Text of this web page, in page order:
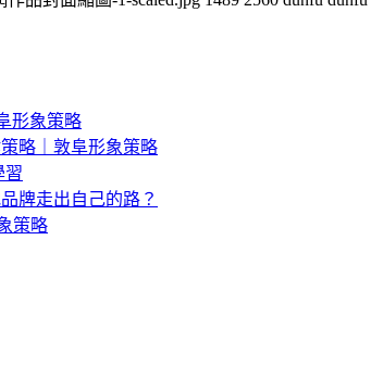
形象策略
略｜敦阜形象策略
習
牌走出自己的路？
策略